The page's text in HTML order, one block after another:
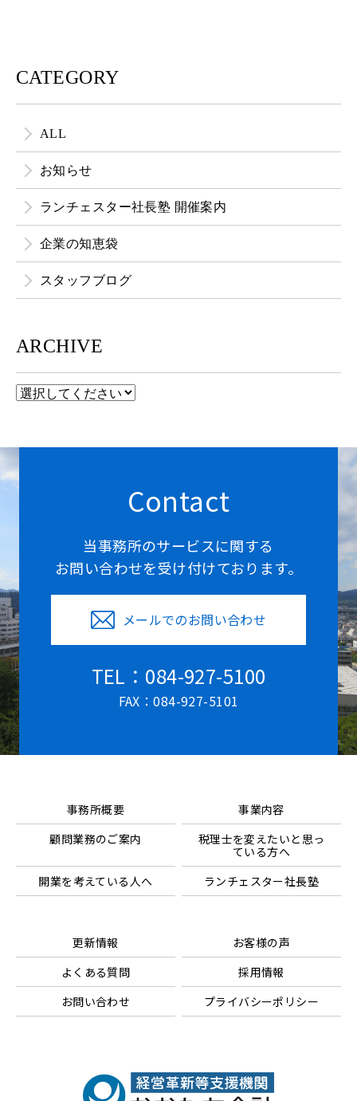
CATEGORY
ALL
お知らせ
ランチェスター社長塾 開催案内
企業の知恵袋
スタッフブログ
ARCHIVE
Contact
当事務所のサービスに関する
お問い合わせを受け付けております。
メールでのお問い合わせ
TEL：084-927-5100
FAX：084-927-5101
事務所概要
事業内容
顧問業務のご案内
税理士を変えたいと思っ
ている方へ
開業を考えている人へ
ランチェスター社長塾
更新情報
お客様の声
よくある質問
採用情報
お問い合わせ
プライバシーポリシー